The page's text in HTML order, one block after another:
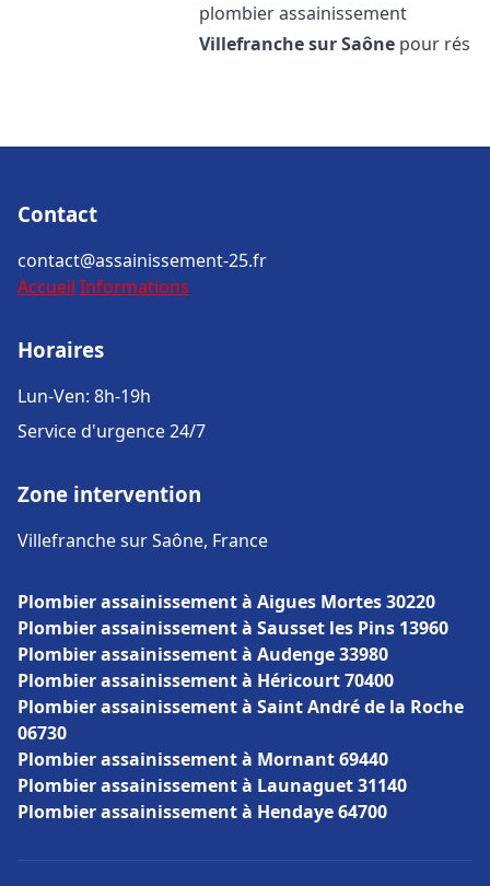
plombier assainissement
Villefranche sur Saône pour rés
Contact
contact@assainissement-25.fr
Accueil Informations
Horaires
Lun-Ven: 8h-19h
Service d'urgence 24/7
Zone intervention
Villefranche sur Saône, France
Plombier assainissement à Aigues Mortes 30220
Plombier assainissement à Sausset les Pins 13960
Plombier assainissement à Audenge 33980
Plombier assainissement à Héricourt 70400
Plombier assainissement à Saint André de la Roche
06730
Plombier assainissement à Mornant 69440
Plombier assainissement à Launaguet 31140
Plombier assainissement à Hendaye 64700